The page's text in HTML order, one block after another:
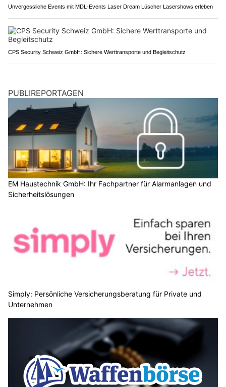
Unvergessliche Events mit MDL-Events Laser Dream Lüscher Lasershows erleben
CPS Security Schweiz GmbH: Sichere Werttransporte und Begleitschutz
PUBLIREPORTAGEN
EM Haustechnik GmbH: Ihr Fachpartner für Alarmanlagen und
Sicherheitslösungen
Simply: Persönliche Versicherungsberatung für Private und
Unternehmen